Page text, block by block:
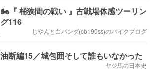
🏍️『 桶狭間の戦い 』古戦場体感ツーリン
グ116
じやんと白パンダ(cb190ss)のバイクブログ
油断編15／城包囲そして誰もいなかった
ヤジ馬の日本史